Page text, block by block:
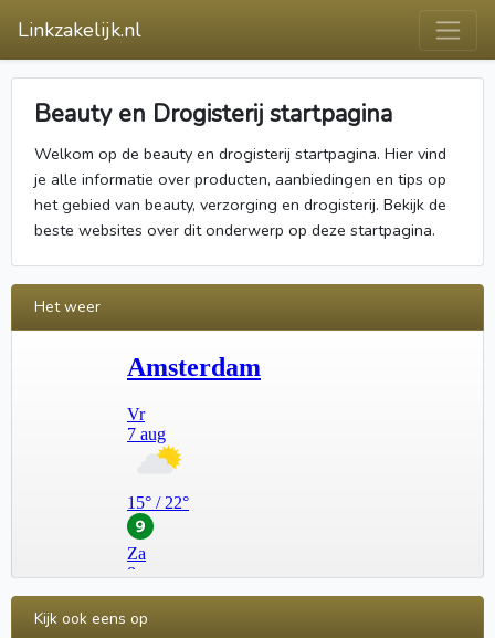
Linkzakelijk.nl
Beauty en Drogisterij startpagina
Welkom op de beauty en drogisterij startpagina. Hier vind
je alle informatie over producten, aanbiedingen en tips op
het gebied van beauty, verzorging en drogisterij. Bekijk de
beste websites over dit onderwerp op deze startpagina.
Het weer
Kijk ook eens op